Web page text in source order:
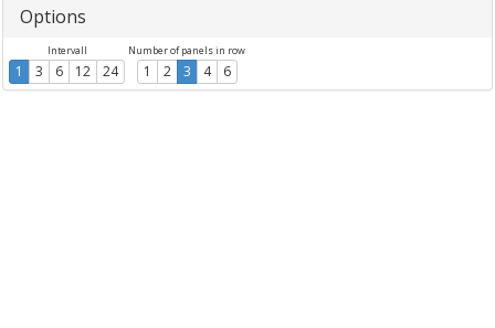
Options
Intervall
1 3 6 12 24
Number of panels in row
1 2 3 4 6